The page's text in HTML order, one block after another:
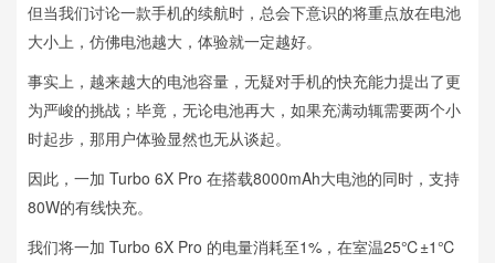
但当我们讨论一款手机的续航时，总会下意识的将重点放在电池
大小上，仿佛电池越大，体验就一定越好。
事实上，越来越大的电池容量，无疑对手机的快充能力提出了更
为严峻的挑战；毕竟，无论电池再大，如果充满动辄需要两个小
时起步，那用户体验显然也无从谈起。
因此，一加 Turbo 6X Pro 在搭载8000mAh大电池的同时，支持
80W的有线快充。
我们将一加 Turbo 6X Pro 的电量消耗至1%，在室温25℃±1℃